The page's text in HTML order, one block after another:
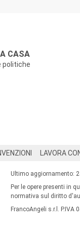
CASA
politiche
LAVORA
Ultimo aggiornamento:
Per le opere presenti in
normativa sul diritto
FrancoAngeli s.r.l. P.IVA